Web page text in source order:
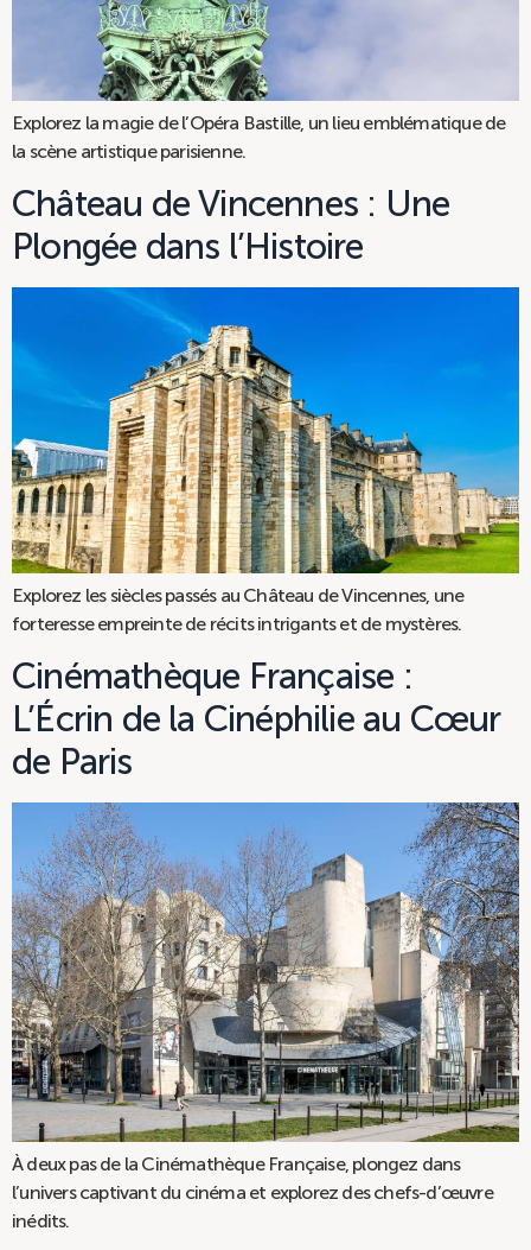
Explorez la magie de l’Opéra Bastille, un lieu emblématique de
la scène artistique parisienne.
Château de Vincennes : Une
Plongée dans l’Histoire
Explorez les siècles passés au Château de Vincennes, une
forteresse empreinte de récits intrigants et de mystères.
Cinémathèque Française :
L’Écrin de la Cinéphilie au Cœur
de Paris
À deux pas de la Cinémathèque Française, plongez dans
l’univers captivant du cinéma et explorez des chefs-d’œuvre
inédits.